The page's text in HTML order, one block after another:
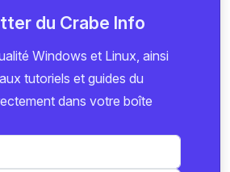
du Crabe Info
Windows et Linux, ainsi
tutoriels et guides du
dans votre boîte